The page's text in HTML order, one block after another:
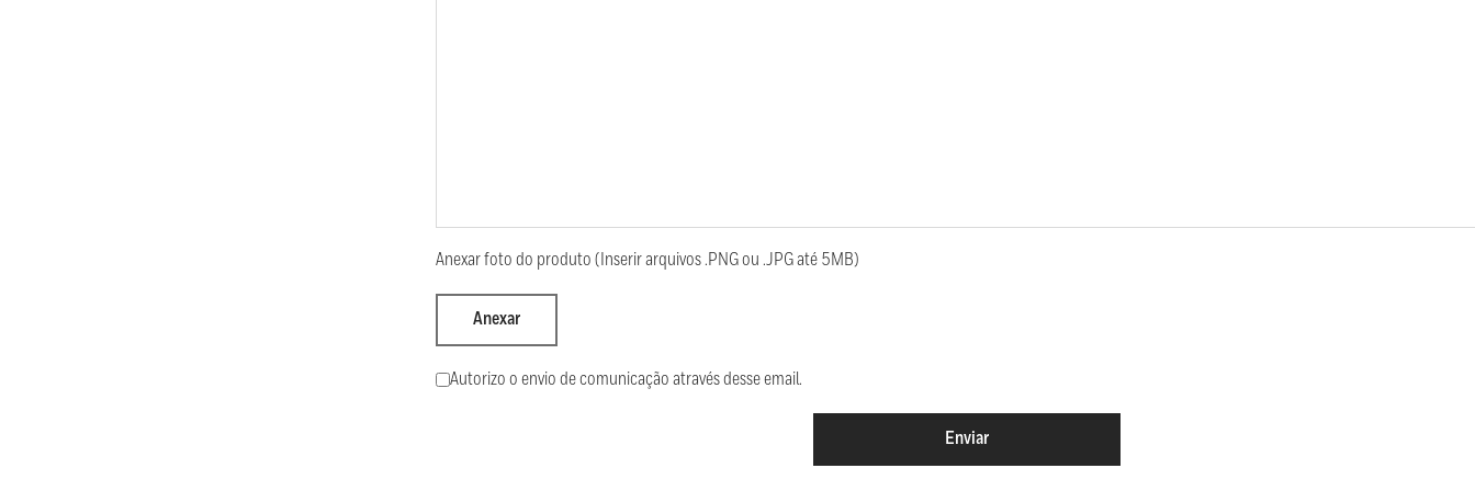
Anexar foto do produto (Inserir arquivos .PNG ou .JPG até 5MB)
Anexar
Autorizo o envio de comunicação através desse email.
Enviar